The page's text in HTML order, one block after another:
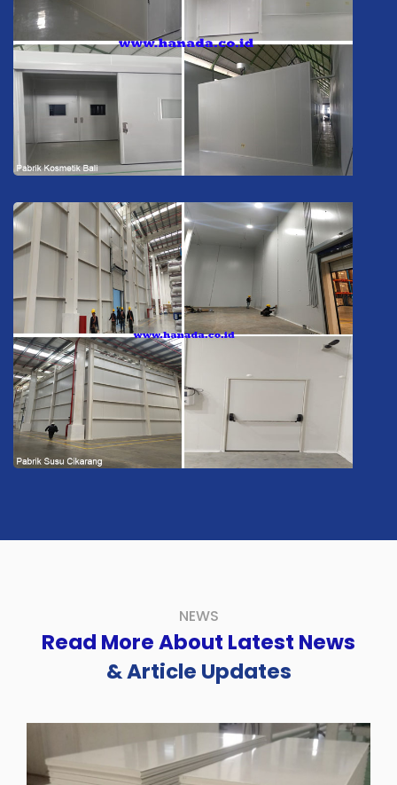
Pabrik Kosmetik Bali
Pabrik Susu Cikarang
NEWS
Read More About Latest News
& Article Updates